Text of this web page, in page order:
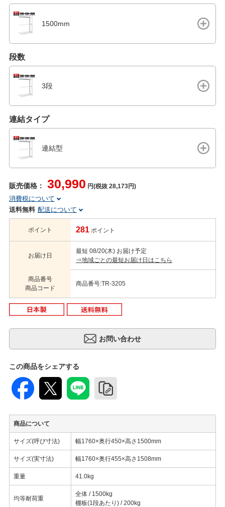
1500mm
段数
3段
連結タイプ
連結型
販売価格： 30,990 円(税抜 28,173円)
消費税について
送料無料 配送について
ポイント 281 ポイント
お届け日
最短 08/20(木) お届け予定
⇒地域ごとの最短お届け日はこちら
商品番号
商品コード
商品番号:TR-3205
この商品をシェアする
商品について
サイズ(呼び寸法) 幅1760×奥行450×高さ1500mm
サイズ(実寸法) 幅1760×奥行455×高さ1508mm
重量 41.0kg
均等耐荷重
全体 / 1500kg
棚板(1段あたり) / 200kg